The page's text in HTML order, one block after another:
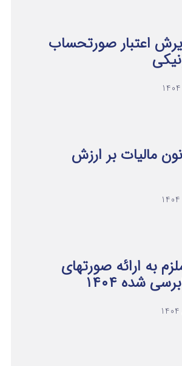
اعتبار صورتحساب
مالیات بر ارزش
به ارائه صورتهای
شده ۱۴۰۴